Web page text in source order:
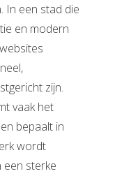
In een stad die
en modern
zijn.
vaak het
bepaalt in
wordt
een sterke